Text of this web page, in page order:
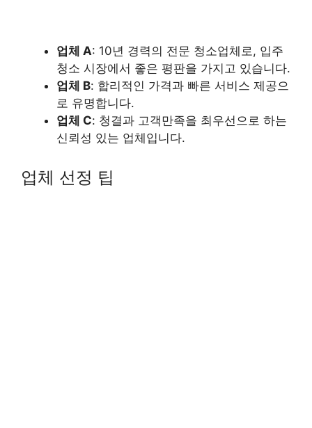
업체 A: 10년 경력의 전문 청소업체로, 입주
청소 시장에서 좋은 평판을 가지고 있습니다.
업체 B: 합리적인 가격과 빠른 서비스 제공으
로 유명합니다.
업체 C: 청결과 고객만족을 최우선으로 하는
신뢰성 있는 업체입니다.
업체 선정 팁